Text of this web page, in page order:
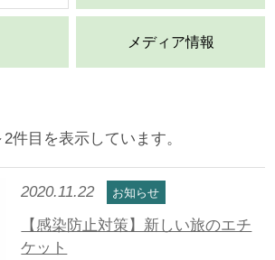
メディア情報
件目を表示しています。
2020.11.22 お知らせ
【感染防止対策】新しい旅のエチ
ケット